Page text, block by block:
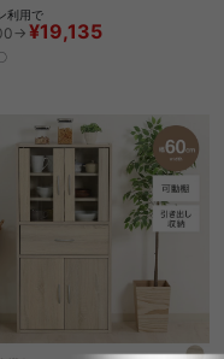
利用で
¥19,135